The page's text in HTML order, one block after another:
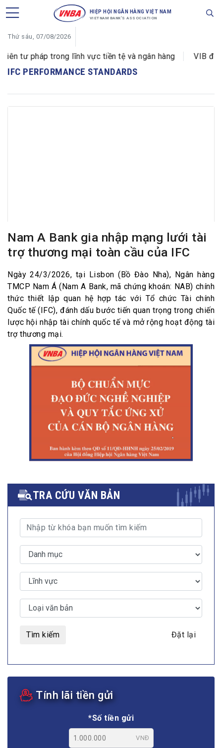
HIỆP HỘI NGÂN HÀNG VIỆT NAM
VIETNAM BANK'S ASSOCIATION
Thứ sáu, 07/08/2026
tư pháp trong lĩnh vực tiền tệ và ngân hàng VIB đổi
IFC PERFORMANCE STANDARDS
Nam A Bank gia nhập mạng lưới tài
trợ thương mại toàn cầu của IFC
Ngày 24/3/2026, tại Lisbon (Bồ Đào Nha), Ngân hàng
TMCP Nam Á (Nam A Bank, mã chứng khoán: NAB) chính
thức thiết lập quan hệ hợp tác với Tổ chức Tài chính
Quốc tế (IFC), đánh dấu bước tiến quan trọng trong chiến
lược hội nhập tài chính quốc tế và mở rộng hoạt động tài
trợ thương mại.
TRA CỨU VĂN BẢN
Tìm kiếm Đặt lại
Tính lãi tiền gửi
*Số tiền gửi
VNĐ